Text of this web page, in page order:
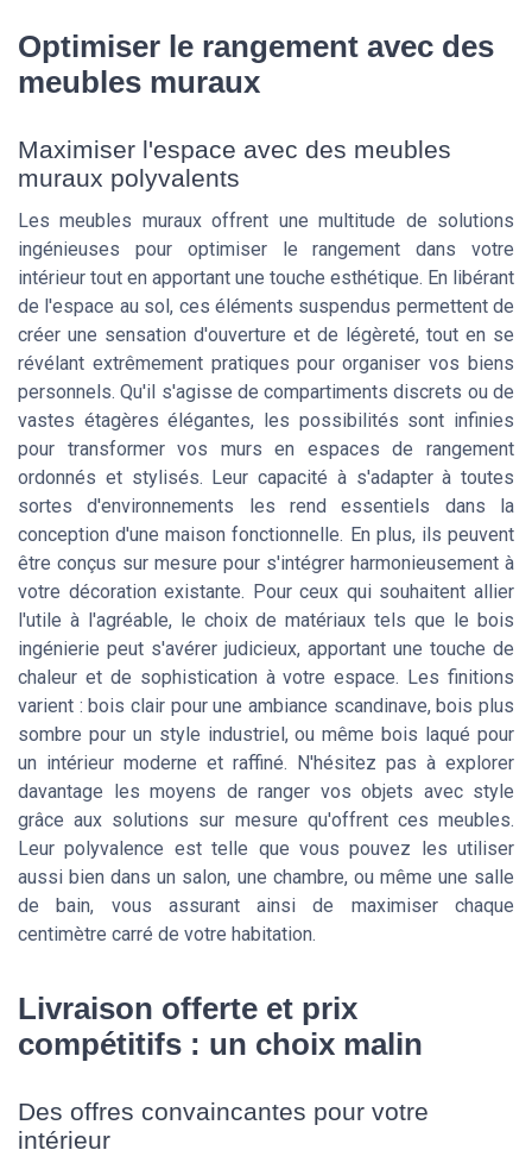
Optimiser le rangement avec des
meubles muraux
Maximiser l'espace avec des meubles
muraux polyvalents
Les meubles muraux offrent une multitude de solutions
ingénieuses pour optimiser le rangement dans votre
intérieur tout en apportant une touche esthétique. En libérant
de l'espace au sol, ces éléments suspendus permettent de
créer une sensation d'ouverture et de légèreté, tout en se
révélant extrêmement pratiques pour organiser vos biens
personnels. Qu'il s'agisse de compartiments discrets ou de
vastes étagères élégantes, les possibilités sont infinies
pour transformer vos murs en espaces de rangement
ordonnés et stylisés. Leur capacité à s'adapter à toutes
sortes d'environnements les rend essentiels dans la
conception d'une maison fonctionnelle. En plus, ils peuvent
être conçus sur mesure pour s'intégrer harmonieusement à
votre décoration existante. Pour ceux qui souhaitent allier
l'utile à l'agréable, le choix de matériaux tels que le bois
ingénierie peut s'avérer judicieux, apportant une touche de
chaleur et de sophistication à votre espace. Les finitions
varient : bois clair pour une ambiance scandinave, bois plus
sombre pour un style industriel, ou même bois laqué pour
un intérieur moderne et raffiné. N'hésitez pas à explorer
davantage les moyens de ranger vos objets avec style
grâce aux solutions sur mesure qu'offrent ces meubles.
Leur polyvalence est telle que vous pouvez les utiliser
aussi bien dans un salon, une chambre, ou même une salle
de bain, vous assurant ainsi de maximiser chaque
centimètre carré de votre habitation.
Livraison offerte et prix
compétitifs : un choix malin
Des offres convaincantes pour votre
intérieur